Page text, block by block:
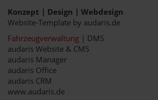
Konzept | Design | Webdesign
Website-Template by audaris.de
Fahrzeugverwaltung | DMS
audaris Website & CMS
audaris Manager
audaris Office
audaris CRM
www.audaris.de